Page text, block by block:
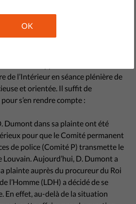
D. Dumont montrent clairement qu’il
droit citoyen de collecter des
de l’Intérieur en séance plénière de
et orientée. Il suffit de
s’en rendre compte :
Dumont dans sa plainte ont été
pour que le Comité permanent
de police (Comité P) transmette le
Aujourd’hui, D. Dumont a
plainte auprès du procureur du Roi
l’Homme (LDH) a décidé de se
En effet, au-delà de la situation
OK